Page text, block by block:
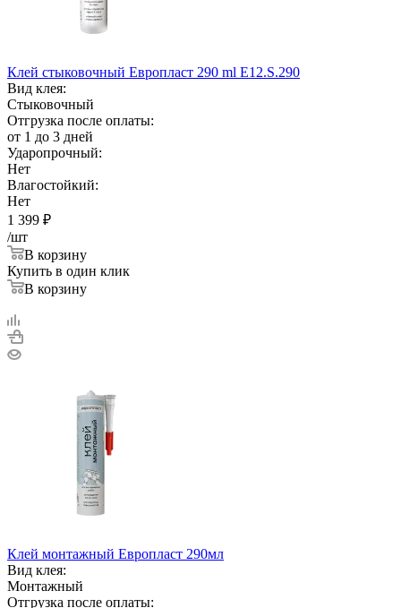
Клей стыковочный Европласт 290 ml E12.S.290
Вид клея:
Стыковочный
Отгрузка после оплаты:
от 1 до 3 дней
Ударопрочный:
Нет
Влагостойкий:
Нет
1 399 ₽
/шт
В корзину
Купить в один клик
В корзину
Клей монтажный Европласт 290мл
Вид клея:
Монтажный
Отгрузка после оплаты: